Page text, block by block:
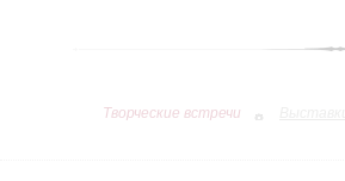
Творческие встречи